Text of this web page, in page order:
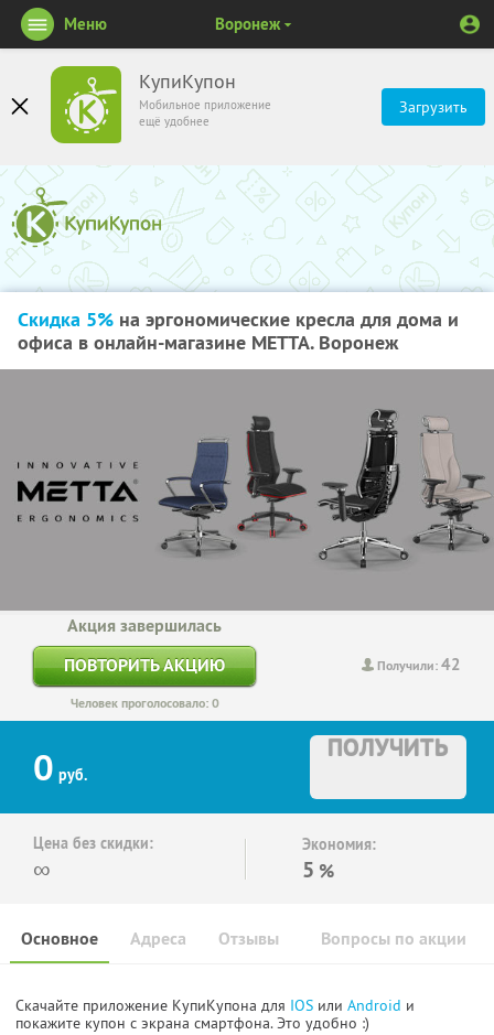
КупиКупон
Мобильное приложение
ещё удобнее
Загрузить
Меню Воронеж
Скидка 5% на эргономические кресла для дома и
офиса в онлайн-магазине METTA. Воронеж
Получили:42
Акция завершилась
ПОВТОРИТЬ АКЦИЮ
Человек проголосовало: 0
0 руб.
ПОЛУЧИТЬ
Цена без скидки:
∞
Экономия:
5 %
Основное Отзывы Вопросы по акции
Адреса
Скачайте приложение КупиКупона для IOS или Android и
покажите купон с экрана смартфона. Это удобно :)